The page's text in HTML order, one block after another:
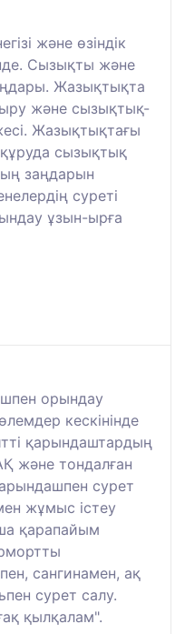
және өзіндік
Сызықты және
Жазықтықта
және сызықтық-
Жазықтықтағы
құруда сызықтық
заңдарын
суреті
ұзын-ырға
орындау
кескінінде
қарындаштардың
және тондалған
сурет
жұмыс істеу
қарапайым
сангинамен, ақ
сурет салу.
қылқалам".